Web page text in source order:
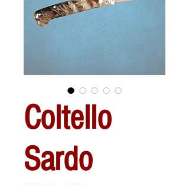
Coltello
Sardo